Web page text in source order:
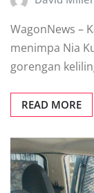
WagonNews –
menimpa Nia
gorengan
READ MORE